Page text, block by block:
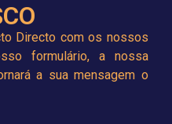
Directo com os nossos
formulário, a nossa
a sua mensagem o